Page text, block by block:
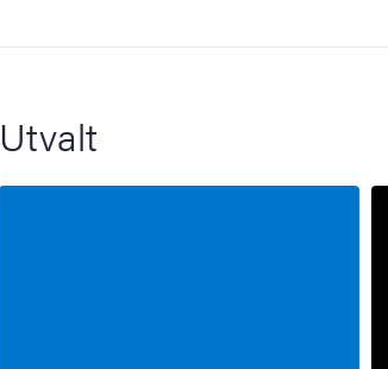
Utvalt